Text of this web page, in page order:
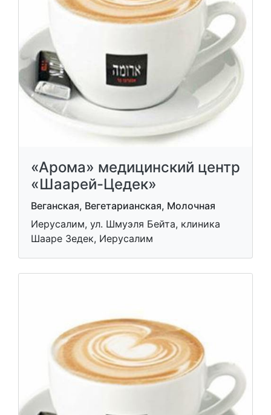
«Арома» медицинский центр
«Шаарей-Цедек»
Веганская, Вегетарианская, Молочная
Иерусалим, ул. Шмуэля Бейта, клиника
Шааре Зедек, Иерусалим